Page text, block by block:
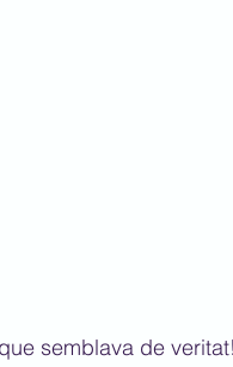
semblava de